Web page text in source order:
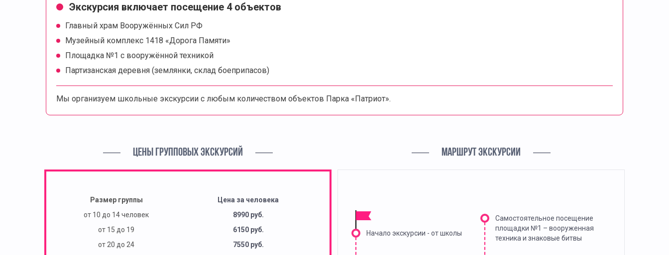
Экскурсия включает посещение 4 объектов
Главный храм Вооружённых Сил РФ
Музейный комплекс 1418 «Дорога Памяти»
Площадка №1 с вооружённой техникой
Партизанская деревня (землянки, склад боеприпасов)
Мы организуем школьные экскурсии с любым количеством объектов Парка «Патриот».
ЦЕНЫ ГРУППОВЫХ ЭКСКУРСИЙ
Размер группы
Цена за человека
от 10 до 14 человек
8990 руб.
от 15 до 19
6150 руб.
от 20 до 24
7550 руб.
МАРШРУТ ЭКСКУРСИИ
Начало экскурсии - от школы
Самостоятельное посещение
площадки №1 – вооруженная
техника и знаковые битвы